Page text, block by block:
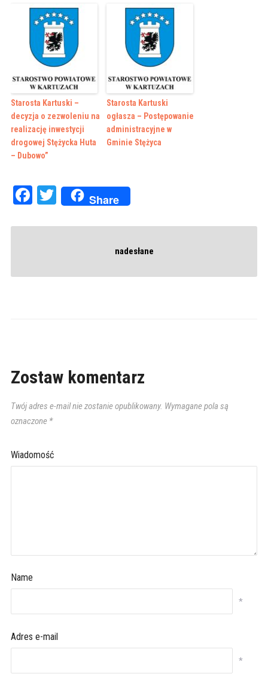
Starosta Kartuski –
decyzja o zezwoleniu na
realizację inwestycji
drogowej Stężycka Huta
– Dubowo”
Starosta Kartuski
ogłasza – Postępowanie
administracyjne w
Gminie Stężyca
Facebook
Twitter
Share
nadesłane
Zostaw komentarz
Twój adres e-mail nie zostanie opublikowany. Wymagane pola są
oznaczone *
Wiadomość
Name
*
Adres e-mail
*